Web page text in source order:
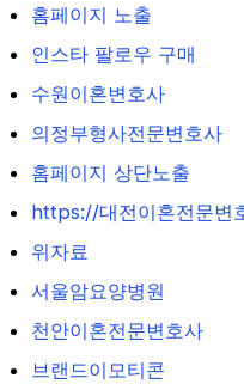
홈페이지 노출
인스타 팔로우 구매
수원이혼변호사
의정부형사전문변호사
홈페이지 상단노출
https://대전이혼전문변
위자료
서울암요양병원
천안이혼전문변호사
브랜드이모티콘